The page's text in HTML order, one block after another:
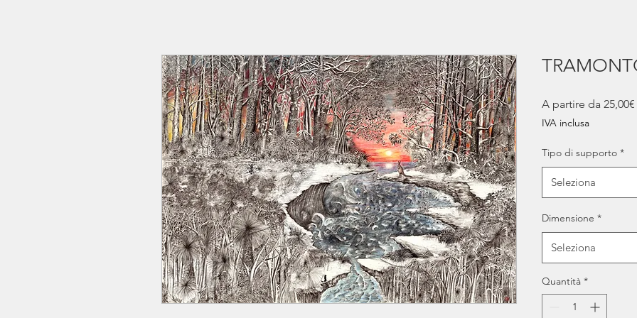
A partire da 25,00€
IVA inclusa
Tipo di supporto *
Seleziona
Dimensione *
Seleziona
Quantità *